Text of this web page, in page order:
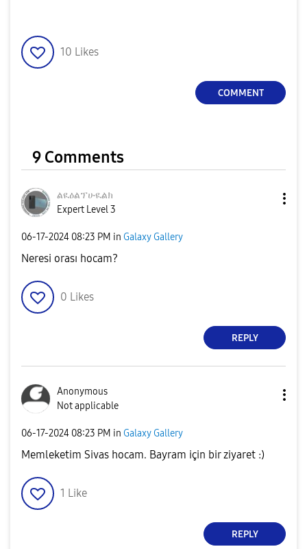
10 Likes
COMMENT
9 Comments
ልዪዕልፕሁዪልክ
Expert Level 3
‎06-17-2024 08:23 PM in Galaxy Gallery
Neresi orası hocam?
0 Likes
REPLY
Anonymous
Not applicable
‎06-17-2024 08:23 PM in Galaxy Gallery
Memleketim Sivas hocam. Bayram için bir ziyaret :)
1 Like
REPLY